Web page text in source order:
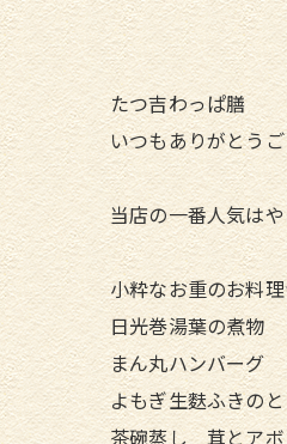
たつ吉わっぱ膳
いつもありがとう
当店の一番人気は
小粋なお重のお料理
日光巻湯葉の煮物
まん丸ハンバーグ
よもぎ生麩ふきの
茶碗蒸し 茸とアボ